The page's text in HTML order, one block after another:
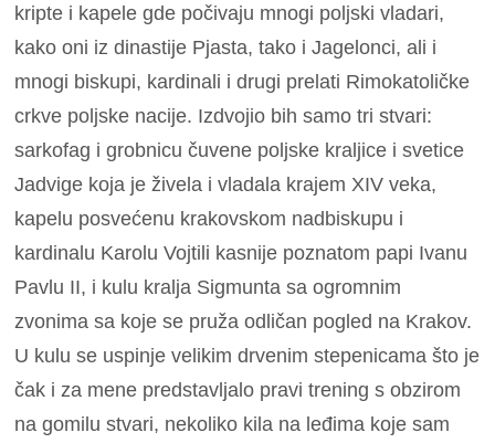
kripte i kapele gde počivaju mnogi poljski vladari,
kako oni iz dinastije Pjasta, tako i Jagelonci, ali i
mnogi biskupi, kardinali i drugi prelati Rimokatoličke
crkve poljske nacije. Izdvojio bih samo tri stvari:
sarkofag i grobnicu čuvene poljske kraljice i svetice
Jadvige koja je živela i vladala krajem XIV veka,
kapelu posvećenu krakovskom nadbiskupu i
kardinalu Karolu Vojtili kasnije poznatom papi Ivanu
Pavlu II, i kulu kralja Sigmunta sa ogromnim
zvonima sa koje se pruža odličan pogled na Krakov.
U kulu se uspinje velikim drvenim stepenicama što je
čak i za mene predstavljalo pravi trening s obzirom
na gomilu stvari, nekoliko kila na leđima koje sam